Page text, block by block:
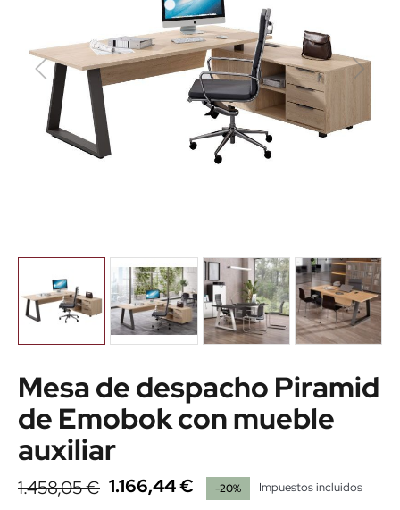
Mesa de despacho Piramid
de Emobok con mueble
auxiliar
1.458,05 € 1.166,44 € -20% Impuestos incluidos